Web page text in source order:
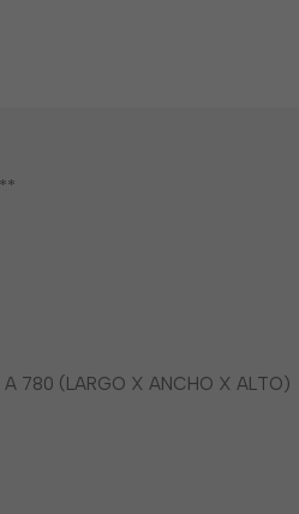
A 780 (LARGO X ANCHO X ALTO)